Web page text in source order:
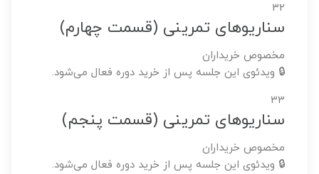
32
سناریوهای تمرینی (قسمت چهارم)
مخصوص خریداران
🔒 ویدئوی این جلسه پس از خرید دوره فعال می‌شود.
33
سناریوهای تمرینی (قسمت پنجم)
مخصوص خریداران
🔒 ویدئوی این جلسه پس از خرید دوره فعال می‌شود.